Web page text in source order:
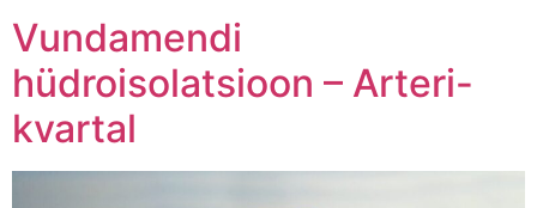
Vundamendi
hüdroisolatsioon – Arteri-
kvartal